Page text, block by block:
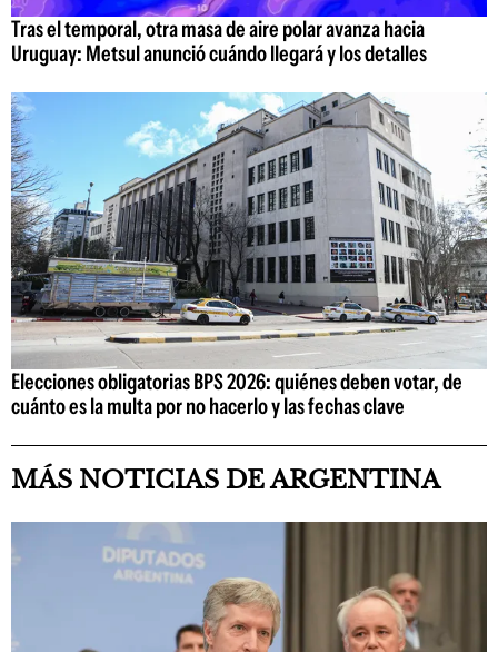
Tras el temporal, otra masa de aire polar avanza hacia
Uruguay: Metsul anunció cuándo llegará y los detalles
Elecciones obligatorias BPS 2026: quiénes deben votar, de
cuánto es la multa por no hacerlo y las fechas clave
MÁS NOTICIAS DE ARGENTINA